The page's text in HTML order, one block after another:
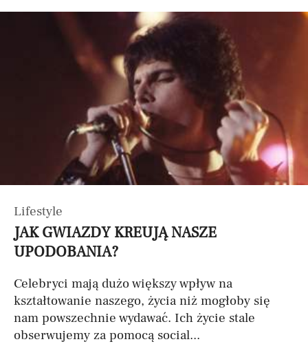
Lifestyle
JAK GWIAZDY KREUJĄ NASZE
UPODOBANIA?
Celebryci mają dużo większy wpływ na
kształtowanie naszego, życia niż mogłoby się
nam powszechnie wydawać. Ich życie stale
obserwujemy za pomocą social...